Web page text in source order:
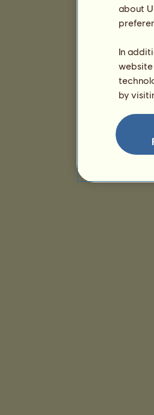
about
In
by